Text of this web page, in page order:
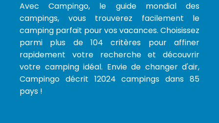
Avec Campingo, le guide mondial des
campings, vous trouverez facilement le
camping parfait pour vos vacances. Choisissez
parmi plus de 104 critères pour affiner
rapidement votre recherche et découvrir
votre camping idéal. Envie de changer d'air,
Campingo décrit 12024 campings dans 85
pays !